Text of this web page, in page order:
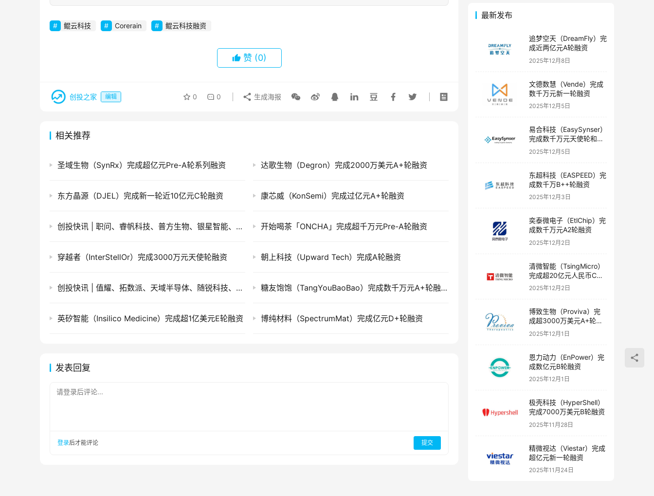
鲲云科技 Corerain 鲲云科技融资
赞 (0)
创投之家 编辑 0 0 生成海报
相关推荐
圣域生物（SynRx）完成超亿元Pre-A轮系列融资 达歌生物（Degron）完成2000万美元A+轮融资
东方晶源（DJEL）完成新一轮近10亿元C轮融资 康芯威（KonSemi）完成过亿元A+轮融资
创投快讯 | 职问、​睿帆科技、普方生物、银星智能、基点生物等17家企业获得投资 开始喝茶「ONCHA」完成超千万元Pre-A轮融资
穿越者（InterStellOr）完成3000万元天使轮融资 朝上科技（Upward Tech）完成A轮融资
创投快讯 | 值耀、​拓数派、天域半导体、随锐科技、冰凰科技等21家企业获得投资 糖友饱饱（TangYouBaoBao）完成数千万元A+轮融资
英矽智能（Insilico Medicine）完成超1亿美元E轮融资 博纯材料（SpectrumMat）完成亿元D+轮融资
发表回复
请登录后评论...
登录后才能评论 提交
最新发布
追梦空天（DreamFly）完
成近两亿元A轮融资
2025年12月8日
文德数慧（Vende）完成
数千万元新一轮融资
2025年12月5日
易合科技（EasySynser）
完成数千万元天使轮和天
使+轮融资
2025年12月5日
东超科技（EASPEED）完
成数千万B++轮融资
2025年12月3日
奕泰微电子（EtlChip）完
成数千万元A2轮融资
2025年12月2日
清微智能（TsingMicro）
完成超20亿元人民币C轮
融资
2025年12月2日
博致生物（Proviva）完
成超3000万美元A+轮融
资
2025年12月1日
恩力动力（EnPower）完
成数亿元B轮融资
2025年12月1日
极壳科技（HyperShell）
完成7000万美元B轮融资
2025年11月28日
精微视达（Viestar）完成
超亿元新一轮融资
2025年11月24日